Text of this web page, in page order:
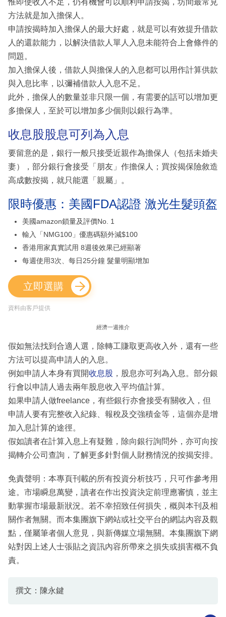
方法就是加入擔保人。
申請按揭時加入擔保人的最大好處，就是可以有效提升借款
人的還款能力，以解決借款人單人入息未能符合上會條件的
問題。
加入擔保人後，借款人與擔保人的入息都可以用作計算供款
與入息比率，以彌補借款人入息不足。
此外，擔保人的數量並非只限一個，有需要的話可以增加更
多擔保人，至於可以增加多少個則以銀行為準。
收息股股息可列為入息
要留意的是，銀行一般只接受近親作為擔保人（包括未婚夫
妻），部分銀行會接受「朋友」作擔保人；買按揭保險敘造
高成數按揭，就只能選「親屬」。
限時優惠：美國FDA認證 激光生髮頭盔
美國amazon鎖量及評價No. 1
輸入「NMG100」優惠碼額外減$100
香港用家真實試用 8週後效果已經顯著
每週使用3次、每日25分鐘 髮量明顯增加
立即選購
資料由客戶提供
經濟一週推介
假如無法找到合適人選，除轉工賺取更高收入外，還有一些
方法可以提高申請人的入息。
例如申請人本身有買開收息股 ，股息亦可列為入息。部分銀
行會以申請人過去兩年股息收入平均值計算。
如果申請人做freelance，有些銀行亦會接受有關收入，但
申請人要有完整收入紀錄、報稅及交強積金等，這個亦是增
加入息計算的途徑。
假如讀者在計算入息上有疑難，除向銀行詢問外，亦可向按
揭轉介公司查詢，了解更多針對個人財務情況的按揭安排。
免責聲明：本專頁刊載的所有投資分析技巧，只可作參考用
途。市場瞬息萬變，讀者在作出投資決定前理應審慎，並主
動掌握市場最新狀況。若不幸招致任何損失，概與本刊及相
關作者無關。而本集團旗下網站或社交平台的網誌內容及觀
點，僅屬筆者個人意見，與新傳媒立場無關。本集團旗下網
站對因上述人士張貼之資訊內容所帶來之損失或損害概不負
責。
撰文：陳永鍵